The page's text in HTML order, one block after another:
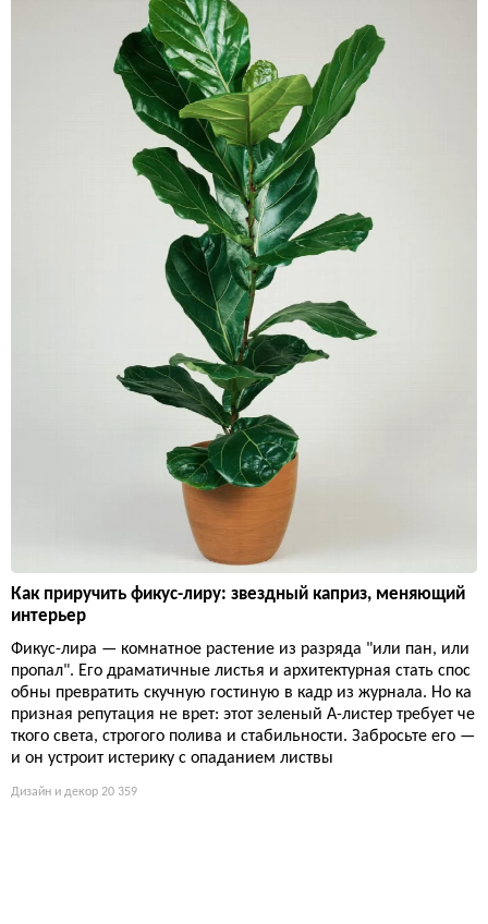
Как приручить фикус-лиру: звездный каприз, меняющий
интерьер
Фикус-лира — комнатное растение из разряда "или пан, или
пропал". Его драматичные листья и архитектурная стать спос
обны превратить скучную гостиную в кадр из журнала. Но ка
призная репутация не врет: этот зеленый А-листер требует че
ткого света, строгого полива и стабильности. Забросьте его —
и он устроит истерику с опаданием листвы
Дизайн и декор 20 359